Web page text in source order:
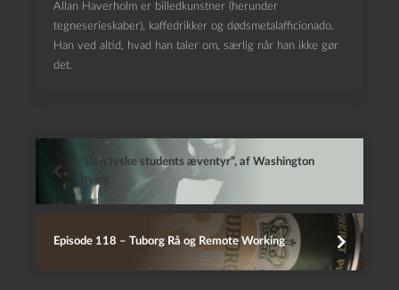
Allan Haverholm er billedkunstner (herunder
tegneserieskaber), kaffedrikker og dødsmetalafficionado.
Han ved altid, hvad han taler om, særlig når han ikke gør
det.
“Den tyske students æventyr”, af Washington
Irving
Episode 118 – Tuborg Rå og Remote Working